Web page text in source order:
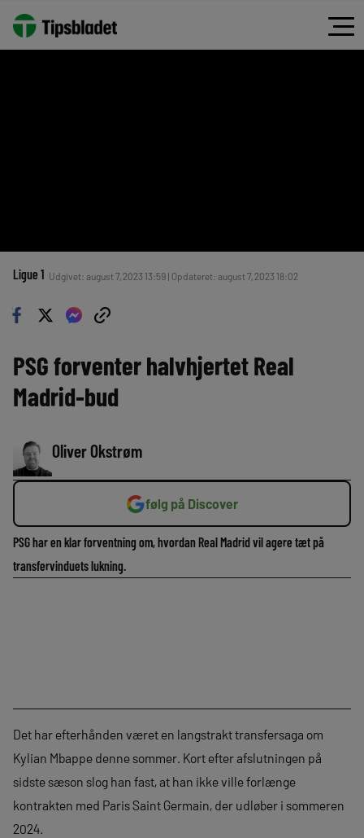
Ligue 1 Udgivet: august 7, 2023 13:59 | Opdateret: august 7, 2023 18:02
PSG forventer halvhjertet Real
Madrid-bud
Oliver Okstrøm
følg på Discover
PSG har en klar forventning om, hvordan Real Madrid vil agere tæt på
transfervinduets lukning.
Det har efterhånden været en langstrakt transfersaga om
Kylian Mbappe denne sommer. Kort efter afslutningen på
sidste sæson slog han fast, at han ikke ville forlænge
kontrakten med Paris Saint Germain, der udløber i sommeren
2024.